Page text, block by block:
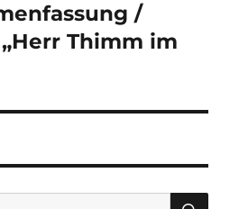
/
Thimm im